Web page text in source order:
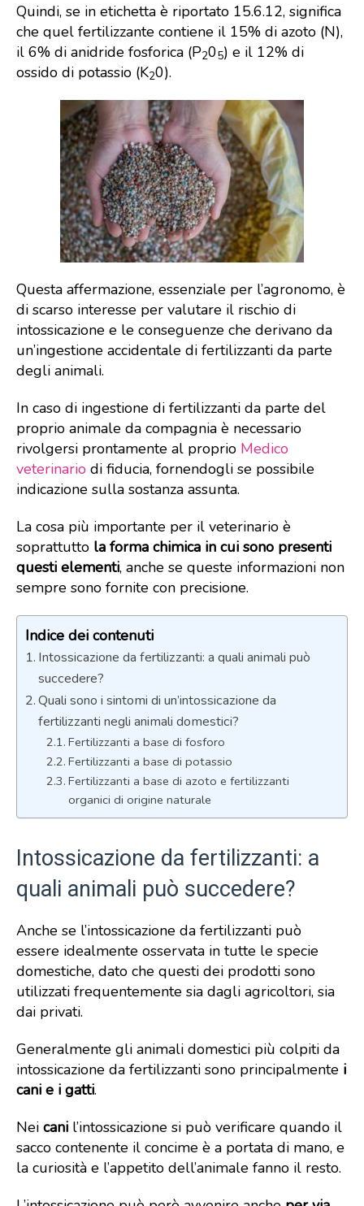
Quindi, se in etichetta è riportato 15.6.12, significa
che quel fertilizzante contiene il 15% di azoto (N),
il 6% di anidride fosforica (P205) e il 12% di
ossido di potassio (K20).
Questa affermazione, essenziale per l’agronomo, è
di scarso interesse per valutare il rischio di
intossicazione e le conseguenze che derivano da
un’ingestione accidentale di fertilizzanti da parte
degli animali.
In caso di ingestione di fertilizzanti da parte del
proprio animale da compagnia è necessario
rivolgersi prontamente al proprio Medico
veterinario di fiducia, fornendogli se possibile
indicazione sulla sostanza assunta.
La cosa più importante per il veterinario è
soprattutto la forma chimica in cui sono presenti
questi elementi, anche se queste informazioni non
sempre sono fornite con precisione.
Indice dei contenuti
Intossicazione da fertilizzanti: a quali animali può
succedere?
Quali sono i sintomi di un’intossicazione da
fertilizzanti negli animali domestici?
Fertilizzanti a base di fosforo
Fertilizzanti a base di potassio
Fertilizzanti a base di azoto e fertilizzanti
organici di origine naturale
Intossicazione da fertilizzanti: a
quali animali può succedere?
Anche se l’intossicazione da fertilizzanti può
essere idealmente osservata in tutte le specie
domestiche, dato che questi dei prodotti sono
utilizzati frequentemente sia dagli agricoltori, sia
dai privati.
Generalmente gli animali domestici più colpiti da
intossicazione da fertilizzanti sono principalmente i
cani e i gatti.
Nei cani l’intossicazione si può verificare quando il
sacco contenente il concime è a portata di mano, e
la curiosità e l’appetito dell’animale fanno il resto.